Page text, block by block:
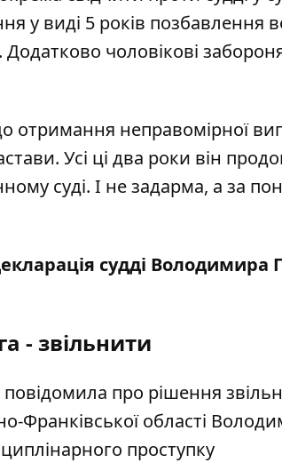
у виді 5 років позбавлення
чоловікові
неправомірної
Усі ці два роки він
суді. І не задарма, а за
судді Володимира
- звільнити
про рішення
Франківської області
проступку